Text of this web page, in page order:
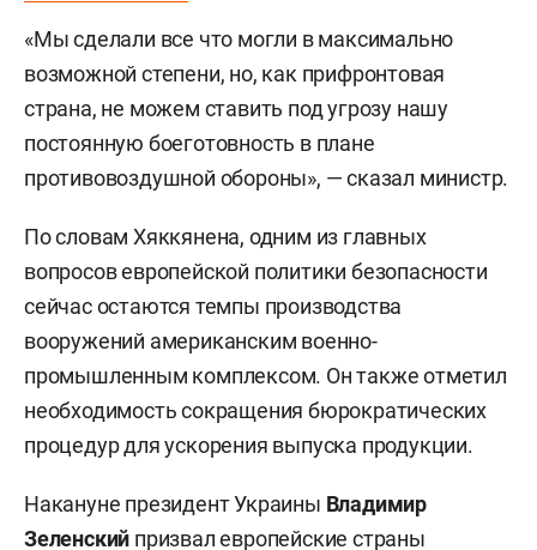
«Мы сделали все что могли в максимально
возможной степени, но, как прифронтовая
страна, не можем ставить под угрозу нашу
постоянную боеготовность в плане
противовоздушной обороны», — сказал министр.
По словам Хяккянена, одним из главных
вопросов европейской политики безопасности
сейчас остаются темпы производства
вооружений американским военно-
промышленным комплексом. Он также отметил
необходимость сокращения бюрократических
процедур для ускорения выпуска продукции.
Накануне президент Украины Владимир
Зеленский призвал европейские страны